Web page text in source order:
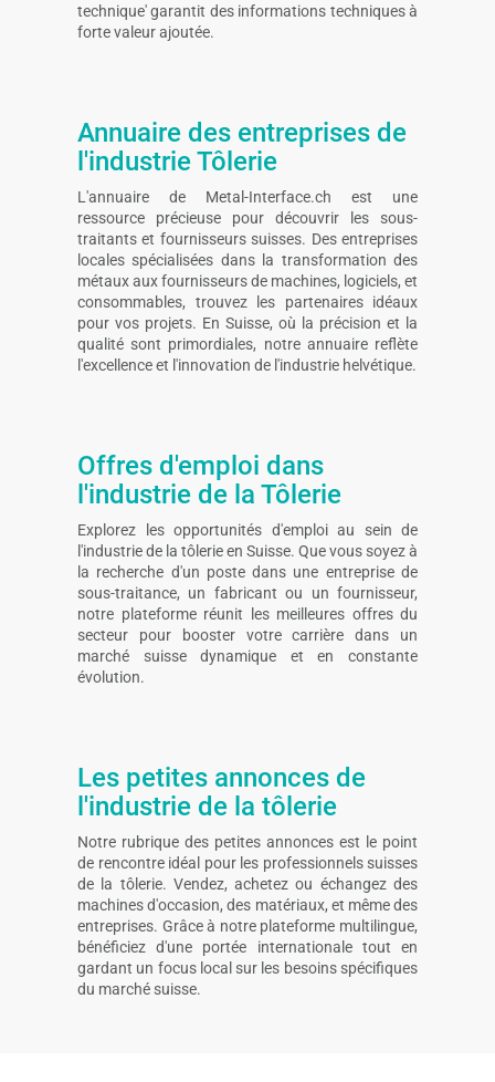
technique' garantit des informations techniques à
forte valeur ajoutée.
Annuaire des entreprises de
l'industrie Tôlerie
L'annuaire de Metal-Interface.ch est une
ressource précieuse pour découvrir les sous-
traitants et fournisseurs suisses. Des entreprises
locales spécialisées dans la transformation des
métaux aux fournisseurs de machines, logiciels, et
consommables, trouvez les partenaires idéaux
pour vos projets. En Suisse, où la précision et la
qualité sont primordiales, notre annuaire reflète
l'excellence et l'innovation de l'industrie helvétique.
Offres d'emploi dans
l'industrie de la Tôlerie
Explorez les opportunités d'emploi au sein de
l'industrie de la tôlerie en Suisse. Que vous soyez à
la recherche d'un poste dans une entreprise de
sous-traitance, un fabricant ou un fournisseur,
notre plateforme réunit les meilleures offres du
secteur pour booster votre carrière dans un
marché suisse dynamique et en constante
évolution.
Les petites annonces de
l'industrie de la tôlerie
Notre rubrique des petites annonces est le point
de rencontre idéal pour les professionnels suisses
de la tôlerie. Vendez, achetez ou échangez des
machines d'occasion, des matériaux, et même des
entreprises. Grâce à notre plateforme multilingue,
bénéficiez d'une portée internationale tout en
gardant un focus local sur les besoins spécifiques
du marché suisse.